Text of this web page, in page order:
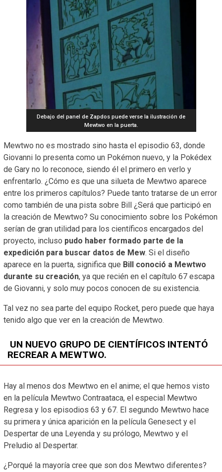
Debajo del panel de Zapdos puede verse la ilustración de
Mewtwo en la puerta.
Mewtwo no es mostrado sino hasta el episodio 63, donde
Giovanni lo presenta como un Pokémon nuevo, y la Pokédex
de Gary no lo reconoce, siendo él el primero en verlo y
enfrentarlo. ¿Cómo es que una silueta de Mewtwo aparece
entre los primeros capítulos? Puede tanto tratarse de un error
como también de una pista sobre Bill ¿Será que participó en
la creación de Mewtwo? Su conocimiento sobre los Pokémon
serían de gran utilidad para los científicos encargados del
proyecto, incluso pudo haber formado parte de la
expedición para buscar datos de Mew. Si el diseño
aparece en la puerta, significa que Bill conoció a Mewtwo
durante su creación, ya que recién en el capítulo 67 escapa
de Giovanni, y solo muy pocos conocen de su existencia.
Tal vez no sea parte del equipo Rocket, pero puede que haya
tenido algo que ver en la creación de Mewtwo.
UN NUEVO GRUPO DE CIENTÍFICOS INTENTÓ
RECREAR A MEWTWO.
Hay al menos dos Mewtwo en el anime; el que hemos visto
en la película Mewtwo Contraataca, el especial Mewtwo
Regresa y los episodios 63 y 67. El segundo Mewtwo hace
su primera y única aparición en la película Genesect y el
Despertar de una Leyenda y su prólogo, Mewtwo y el
Preludio al Despertar.
¿Porqué la mayoría cree que son dos Mewtwo diferentes?